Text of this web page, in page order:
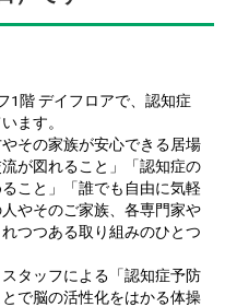
階 デイフロアで、認知症
ます。
その家族が安心できる居場
が図れること」「認知症の
こと」「誰でも自由に気軽
やそのご家族、各専門家や
つつある取り組みのひとつ
タッフによる「認知症予防
で脳の活性化をはかる体操